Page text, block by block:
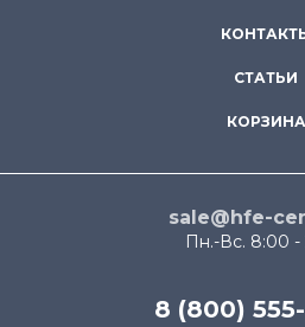
СТАТЬИ
КОРЗИНА
sale@hfe-
Пн.-Вс. 8:00 -
8 (800)